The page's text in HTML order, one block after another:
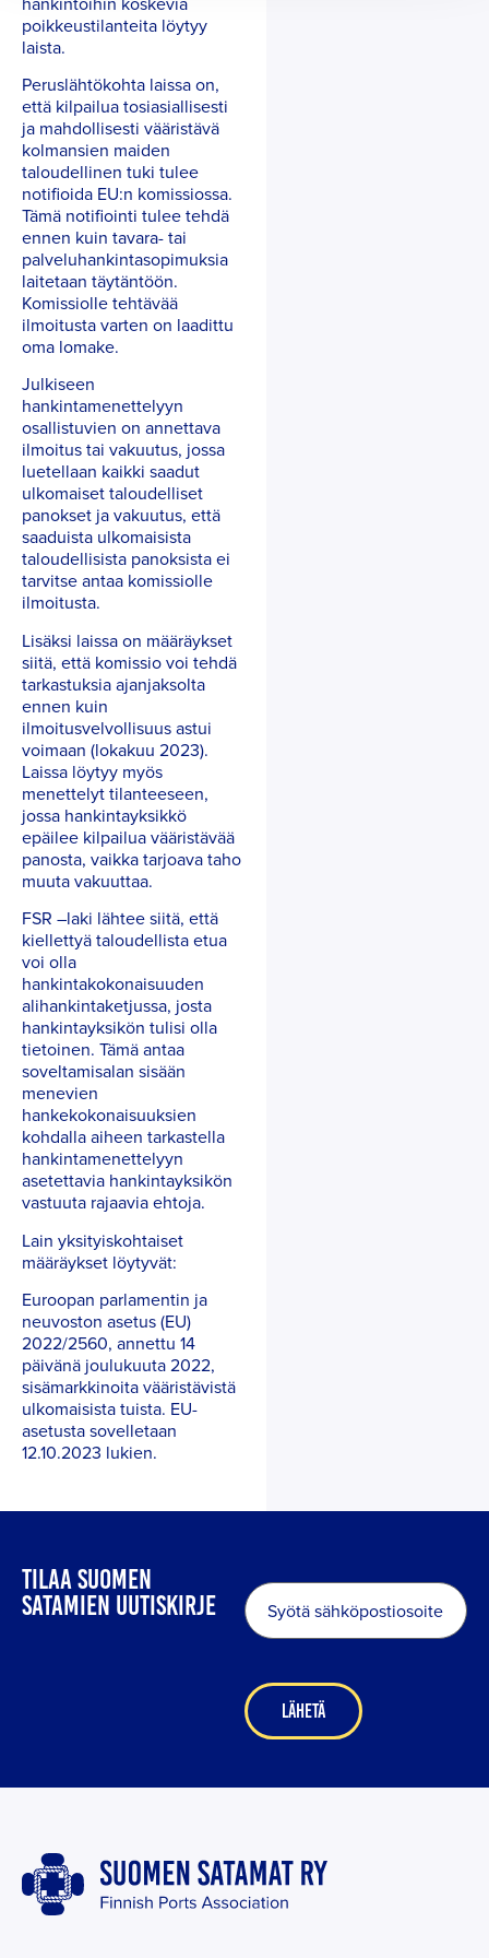
poikkeustilanteita löytyy
laista.
Peruslähtökohta laissa on,
että kilpailua tosiasiallisesti
ja mahdollisesti vääristävä
kolmansien maiden
taloudellinen tuki tulee
notifioida EU:n komissiossa.
Tämä notifiointi tulee tehdä
ennen kuin tavara- tai
palveluhankintasopimuksia
laitetaan täytäntöön.
Komissiolle tehtävää
ilmoitusta varten on laadittu
oma lomake.
Julkiseen
hankintamenettelyyn
osallistuvien on annettava
ilmoitus tai vakuutus, jossa
luetellaan kaikki saadut
ulkomaiset taloudelliset
panokset ja vakuutus, että
saaduista ulkomaisista
taloudellisista panoksista ei
tarvitse antaa komissiolle
ilmoitusta.
Lisäksi laissa on määräykset
siitä, että komissio voi tehdä
tarkastuksia ajanjaksolta
ennen kuin
ilmoitusvelvollisuus astui
voimaan (lokakuu 2023).
Laissa löytyy myös
menettelyt tilanteeseen,
jossa hankintayksikkö
epäilee kilpailua vääristävää
panosta, vaikka tarjoava taho
muuta vakuuttaa.
FSR –laki lähtee siitä, että
kiellettyä taloudellista etua
voi olla
hankintakokonaisuuden
alihankintaketjussa, josta
hankintayksikön tulisi olla
tietoinen. Tämä antaa
soveltamisalan sisään
menevien
hankekokonaisuuksien
kohdalla aiheen tarkastella
hankintamenettelyyn
asetettavia hankintayksikön
vastuuta rajaavia ehtoja.
Lain yksityiskohtaiset
määräykset löytyvät:
Euroopan parlamentin ja
neuvoston asetus (EU)
2022/2560, annettu 14
päivänä joulukuuta 2022,
sisämarkkinoita vääristävistä
ulkomaisista tuista. EU-
asetusta sovelletaan
12.10.2023 lukien.
TILAA SUOMEN
SATAMIEN UUTISKIRJE
Sähköposti*